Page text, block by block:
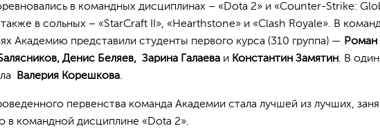
в командных дисциплинах – «Dota 2» и «Counter-Strike:
в сольных – «StarCraft II», «Hearthstone» и «Clash Royale». В
Академию представили студенты первого курса (310 группа) — Роман
Денис Беляев, Зарина Галаева и Константин Замятин. В
Валерия Корешкова.
первенства команда Академии стала лучшей из лучших,
в командной дисциплине «Dota 2».